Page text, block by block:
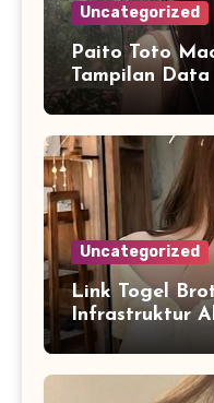
Uncategorized
Paito Toto
Tampilan
Informasi
Uncategorized
Link Togel
Infrastruktur
Lebih Stabil